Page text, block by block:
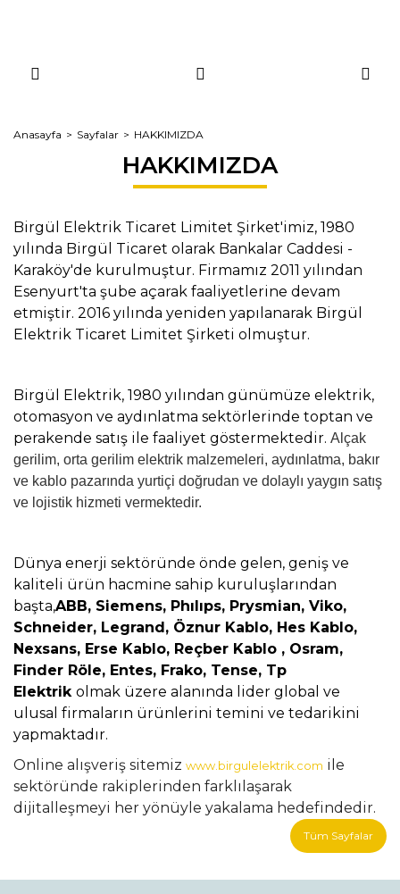
Anasayfa Sayfalar HAKKIMIZDA
HAKKIMIZDA
Birgül Elektrik Ticaret Limitet Şirket'imiz, 1980
yılında Birgül Ticaret olarak Bankalar Caddesi -
Karaköy'de kurulmuştur. Firmamız 2011 yılından
Esenyurt'ta şube açarak faaliyetlerine devam
etmiştir. 2016 yılında yeniden yapılanarak Birgül
Elektrik Ticaret Limitet Şirketi olmuştur.
Birgül Elektrik, 1980 yılından günümüze elektrik,
otomasyon ve aydınlatma sektörlerinde toptan ve
perakende satış ile faaliyet göstermektedir. Alçak
gerilim, orta gerilim elektrik malzemeleri, aydınlatma, bakır
ve kablo pazarında yurtiçi doğrudan ve dolaylı yaygın satış
ve lojistik hizmeti vermektedir.
Dünya enerji sektöründe önde gelen, geniş ve
kaliteli ürün hacmine sahip kuruluşlarından
başta,ABB, Siemens, Phılıps, Prysmian, Viko,
Schneider, Legrand, Öznur Kablo, Hes Kablo,
Nexsans, Erse Kablo, Reçber Kablo , Osram,
Finder Röle, Entes, Frako, Tense, Tp
Elektrik olmak üzere alanında lider global ve
ulusal firmaların ürünlerini temini ve tedarikini
yapmaktadır.
Online alışveriş sitemiz www.birgulelektrik.com ile
sektöründe rakiplerinden farklılaşarak
dijitalleşmeyi her yönüyle yakalama hedefindedir.
Tüm Sayfalar